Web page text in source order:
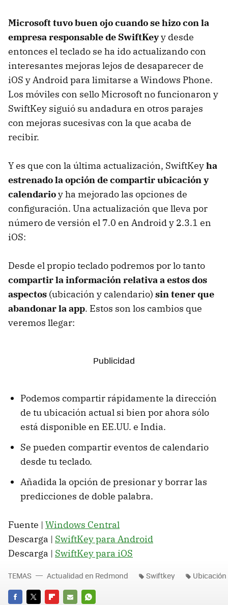
Microsoft tuvo buen ojo cuando se hizo con la
empresa responsable de SwiftKeyy desde
entonces el teclado se ha ido actualizando con
interesantes mejoras lejos de desaparecer de
iOS y Android para limitarse a Windows Phone.
Los móviles con sello Microsoft no funcionaron y
SwiftKey siguió su andadura en otros parajes
con mejoras sucesivas con la que acaba de
recibir.
Y es que con la última actualización, SwiftKeyha
estrenado la opción de compartir ubicación y
calendarioy ha mejorado las opciones de
configuración. Una actualización que lleva por
número de versión el 7.0 en Android y 2.3.1 en
iOS:
Desde el propio teclado podremos por lo tanto
compartir la información relativa a estos dos
aspectos (ubicación y calendario) sin tener que
abandonar la app. Estos son los cambios que
veremos llegar:
Podemos compartir rápidamente la dirección
de tu ubicación actual si bien por ahora sólo
está disponible en EE.UU. e India.
Se pueden compartir eventos de calendario
desde tu teclado.
Añadida la opción de presionar y borrar las
predicciones de doble palabra.
Fuente | Windows Central
Descarga | SwiftKey para Android
Descarga | SwiftKey para iOS
TEMAS Actualidad en Redmond Swiftkey Ubicación